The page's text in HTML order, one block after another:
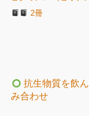
2冊
抗生物質を飲
み合わせ